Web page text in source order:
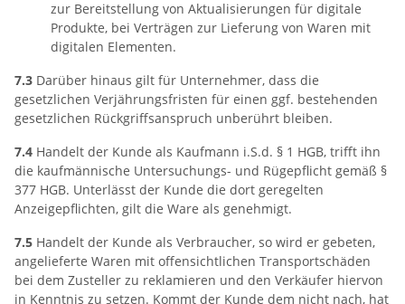
zur Bereitstellung von Aktualisierungen für digitale
Produkte, bei Verträgen zur Lieferung von Waren mit
digitalen Elementen.
7.3 Darüber hinaus gilt für Unternehmer, dass die
gesetzlichen Verjährungsfristen für einen ggf. bestehenden
gesetzlichen Rückgriffsanspruch unberührt bleiben.
7.4 Handelt der Kunde als Kaufmann i.S.d. § 1 HGB, trifft ihn
die kaufmännische Untersuchungs- und Rügepflicht gemäß §
377 HGB. Unterlässt der Kunde die dort geregelten
Anzeigepflichten, gilt die Ware als genehmigt.
7.5 Handelt der Kunde als Verbraucher, so wird er gebeten,
angelieferte Waren mit offensichtlichen Transportschäden
bei dem Zusteller zu reklamieren und den Verkäufer hiervon
in Kenntnis zu setzen. Kommt der Kunde dem nicht nach, hat